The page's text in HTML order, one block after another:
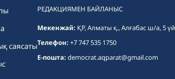
саясаты
РЕДАКЦИЯМЕН БАЙЛАНЫС
Мекенжай: ҚР, Алматы қ., Алғабас ш/а, 5 үй
Телефон: +7 747 535 1750
E-пошта: democrat.aqparat@gmail.com